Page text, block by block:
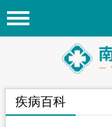
首页
医院新闻
疾病百科